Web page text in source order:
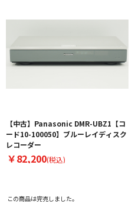
【中古】Panasonic DMR-UBZ1【コ
ード10-100050】ブルーレイディスク
レコーダー
￥82,200(税込)
この商品は完売しました。